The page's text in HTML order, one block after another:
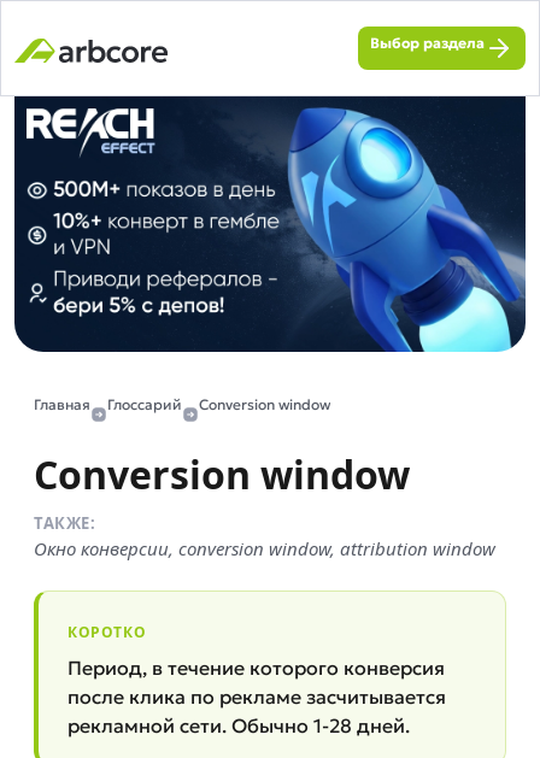
Выбор раздела
Главная Глоссарий Conversion window
Conversion window
ТАКЖЕ:
Окно конверсии, conversion window, attribution window
КОРОТКО
Период, в течение которого конверсия
после клика по рекламе засчитывается
рекламной сети. Обычно 1-28 дней.